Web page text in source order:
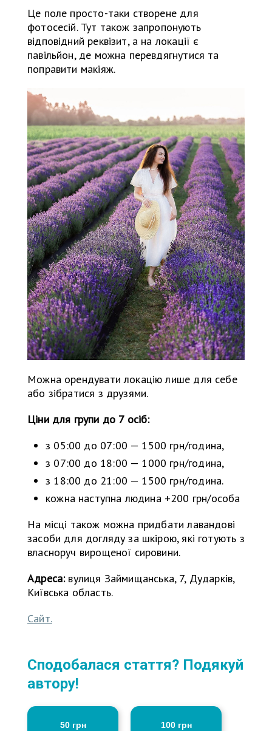
Це поле просто-таки створене для
фотосесій. Тут також запропонують
відповідний реквізит, а на локації є
павільйон, де можна перевдягнутися та
поправити макіяж.
Можна орендувати локацію лише для себе
або зібратися з друзями.
Ціни для групи до 7 осіб:
з 05:00 до 07:00 — 1500 грн/година,
з 07:00 до 18:00 — 1000 грн/година,
з 18:00 до 21:00 — 1500 грн/година.
кожна наступна людина +200 грн/особа
На місці також можна придбати лавандові
засоби для догляду за шкірою, які готують з
власноруч вирощеної сировини.
Адреса:вулиця Займищанська, 7, Дударків,
Київська область.
Сайт.
Сподобалася стаття? Подякуй
автору!
50 грн 100 грн